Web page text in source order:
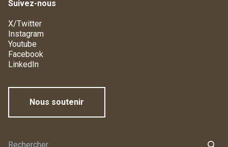
Suivez-nous
X/Twitter
Instagram
Youtube
Facebook
LinkedIn
Nous soutenir